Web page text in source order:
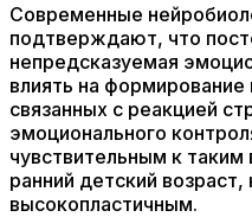
Современные
подтверждают, что
непредсказуемая
влиять на формирование
связанных с реакцией
эмоционального
чувствительным к таким
ранний детский возраст,
высокопластичным.